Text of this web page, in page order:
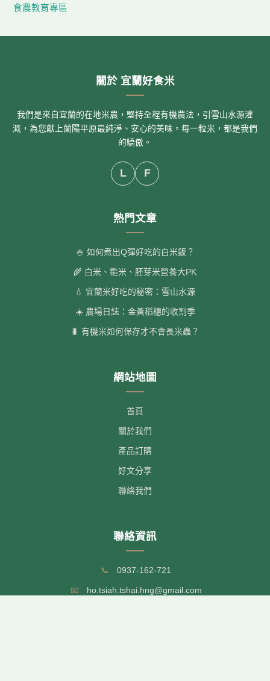
食農教育專區
關於 宜蘭好食米
我們是來自宜蘭的在地米農，堅持全程有機農法，引雪山水源灌
溉，為您獻上蘭陽平原最純淨、安心的美味。每一粒米，都是我們
的驕傲。
L F
熱門文章
🍚 如何煮出Q彈好吃的白米飯？
🌾 白米、糙米、胚芽米營養大PK
💧 宜蘭米好吃的秘密：雪山水源
☀️ 農場日誌：金黃稻穗的收割季
🐛 有機米如何保存才不會長米蟲？
網站地圖
首頁
關於我們
產品訂購
好文分享
聯絡我們
聯絡資訊
📞 0937-162-721
📧 ho.tsiah.tshai.hng@gmail.com